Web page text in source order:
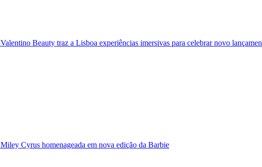
Valentino Beauty traz a Lisboa experiências imersivas para celebrar novo
Miley Cyrus homenageada em nova edição da Barbie